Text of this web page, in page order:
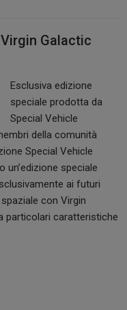
Galactic
Esclusiva edizione
speciale prodotta da
Special Vehicle
della comunità
Special Vehicle
un’edizione speciale
ai futuri
con Virgin
particolari caratteristiche